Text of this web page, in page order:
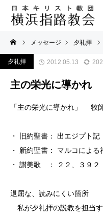
メッセージ 夕礼拝
夕礼拝 2012.05.13
主の栄光に導かれ
「主の栄光に導かれ」 牧
・ 旧約聖書： 出エジプト
・ 新約聖書： マルコによ
・ 讃美歌 ： ２２、３９２
退屈な、読みにくい箇所
私が夕礼拝の説教を担当